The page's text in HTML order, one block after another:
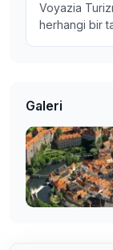
Voyazia
herhangi bir
Galeri